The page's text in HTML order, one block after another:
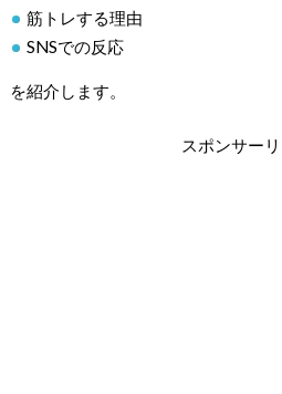
筋トレする理由
SNSでの反応
を紹介します。
スポンサー